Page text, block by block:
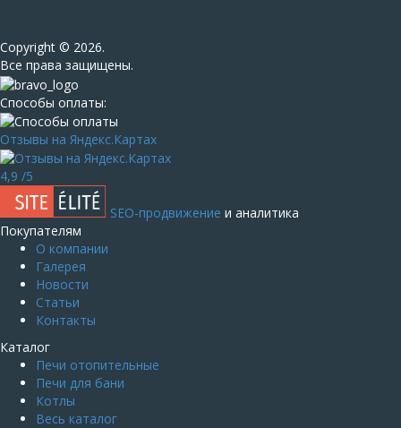
Сopyright © 2026.
Все права защищены.
Способы оплаты:
Отзывы на Яндекс.Картах
4,9 /5
SEO-продвижение и аналитика
Покупателям
О компании
Галерея
Новости
Статьи
Контакты
Каталог
Печи отопительные
Печи для бани
Котлы
Весь каталог